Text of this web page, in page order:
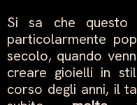
Si sa che questo
particolarmente
secolo, quando
creare gioielli in
corso degli anni, il